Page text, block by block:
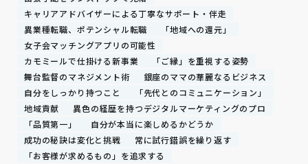
キャリアアドバイザーによる丁寧なサポート・伴走
異業種転職、ポテンシャル転職
「地域への還元」
女子会マッチングアプリの可能性
カモミールで仕掛ける新事業
「ご縁」を重視する姿勢
舞台監督のマネジメント術
銀座のママの華麗なるビジネス
自分をしっかり持つこと
「先代とのコミュニケーション」
地域貢献
異色の経歴を持つデジタルマーケティングのプロ
「品質第一」
自分が本当に楽しめるかどうか
成功の秘訣は変化と挑戦
常に試行錯誤を繰り返す
「お客様が求めるもの」を追求する